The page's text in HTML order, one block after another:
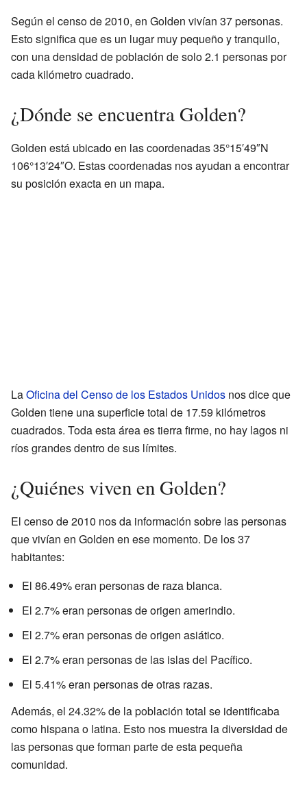
Según el censo de 2010, en Golden vivían 37 personas.
Esto significa que es un lugar muy pequeño y tranquilo,
con una densidad de población de solo 2.1 personas por
cada kilómetro cuadrado.
¿Dónde se encuentra Golden?
Golden está ubicado en las coordenadas 35°15′49″N
106°13′24″O. Estas coordenadas nos ayudan a encontrar
su posición exacta en un mapa.
LaOficina del Censo de los Estados Unidos nos dice que
Golden tiene una superficie total de 17.59 kilómetros
cuadrados. Toda esta área es tierra firme, no hay lagos ni
ríos grandes dentro de sus límites.
¿Quiénes viven en Golden?
El censo de 2010 nos da información sobre las personas
que vivían en Golden en ese momento. De los 37
habitantes:
El 86.49% eran personas de raza blanca.
El 2.7% eran personas de origen amerindio.
El 2.7% eran personas de origen asiático.
El 2.7% eran personas de las islas del Pacífico.
El 5.41% eran personas de otras razas.
Además, el 24.32% de la población total se identificaba
como hispana o latina. Esto nos muestra la diversidad de
las personas que forman parte de esta pequeña
comunidad.